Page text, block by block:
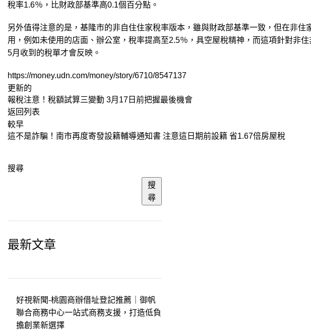
稅率1.6％，比財政部基準高0.1個百分點。
另外值得注意的是，基隆市的非自住住家稅率版本，雖與財政部基準一致，但在非
用，例如未使用的店面、辦公室，稅率提高至2.5％，具空屋稅精神，而這項針對非
5月收到的稅單才會反映。
https://money.udn.com/money/story/6710/8547137
更新的
報稅注意！稅額試算三變動 3月17日前把握最後機會
返回列表
較早
這不是詐騙！南市再度寄發設籍輔導通知書 注意這日期前設籍 省1.67倍房屋稅
搜尋
搜
尋
最新文章
好視新聞-桃園商辦借址登記推薦｜御帆
聯合商務中心一站式商務支援，打造低負
擔創業新選擇